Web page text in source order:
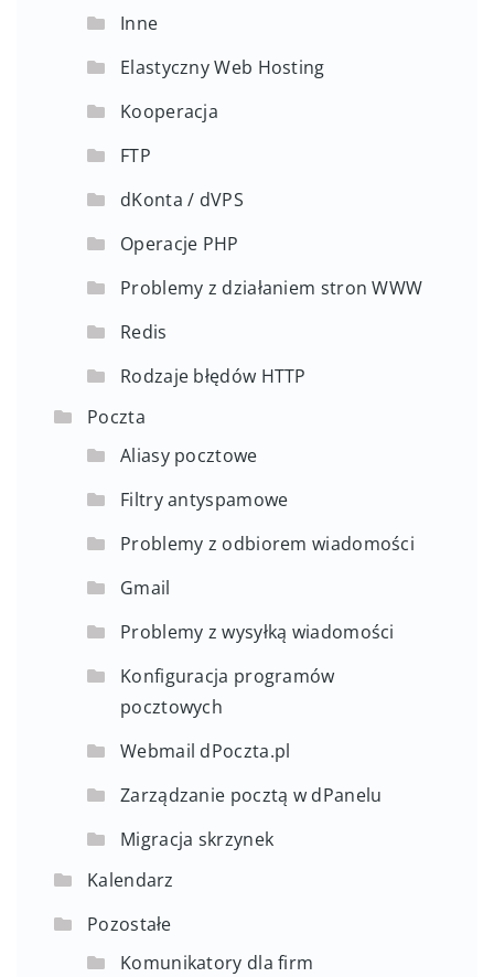
Inne
Elastyczny Web Hosting
Kooperacja
FTP
dKonta / dVPS
Operacje PHP
Problemy z działaniem stron WWW
Redis
Rodzaje błędów HTTP
Poczta
Aliasy pocztowe
Filtry antyspamowe
Problemy z odbiorem wiadomości
Gmail
Problemy z wysyłką wiadomości
Konfiguracja programów
pocztowych
Webmail dPoczta.pl
Zarządzanie pocztą w dPanelu
Migracja skrzynek
Kalendarz
Pozostałe
Komunikatory dla firm